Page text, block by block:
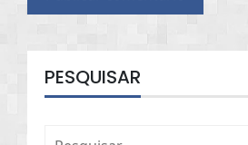
PESQUISAR